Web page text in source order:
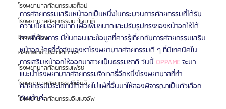
โรงพยาบาลศัลยกรรมเอท็อป
โรงพยาบาลศัลยกรรมบาโนบากิ
Beauty Blog
ศัลยแพทย์ ประเทศเกาหลี
โรงพยาบาลศัลยกรรมเฟรช
โรงพยาบาลศัลยกรรมจีเอ็นจี
โรงพยาบาลศัลยกรรมอิมเมจอัพ
การศัลยกรรมเสริมหน้าอกเป็นหนึ่งในกระบวนการศัลยกรรมที่ได้รับ
ความนิยมอย่างมาก เพื่อเพิ่มขนาดและปรับรูปทรงของหน้าอกให้ได้
ตามที่ต้องการ มีขั้นตอนและข้อมูลที่ควรรู้เกี่ยวกับการศัลยกรรมเสริม
หน้าอก ใครที่กำลังมองหาโรงพยาบาลศัลยกรรมดี ๆ ที่มีเทคนิคใน
การเสริมหน้าอกให้ออกมาสวยเป็นธรรมชาติ วันนี้ OPPAME จะมา
แนะนำโรงพยาบาลศัลยกรรมจิวเวลรี่อีกหนึ่งโรงพยาบาลที่ทำ
ศัลยกรรมประเภทนี้ได้สวยไม่แพ้ที่อื่นมาให้ลองพิจารณาเป็นตัวเลือก
กันแล้วค่ะ